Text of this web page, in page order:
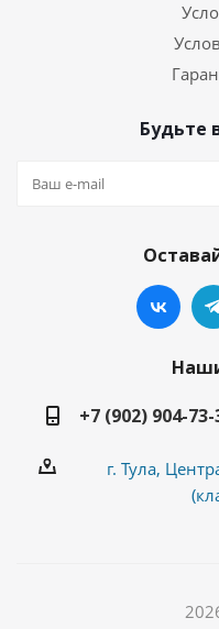
Будьте
+7 (902) 904-73-
г. Тула,